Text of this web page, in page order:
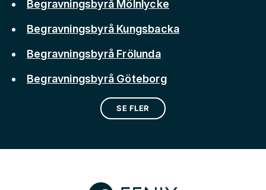
Begravningsbyrå Mölnlycke
Begravningsbyrå Kungsbacka
Begravningsbyrå Frölunda
Begravningsbyrå Göteborg
SE FLER